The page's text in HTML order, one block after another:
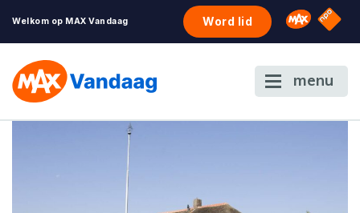
Welkom op MAX Vandaag Word lid Omroep
NPO
menu